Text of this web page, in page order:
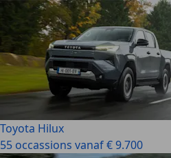
Toyota Hilux
55 occassions vanaf € 9.700